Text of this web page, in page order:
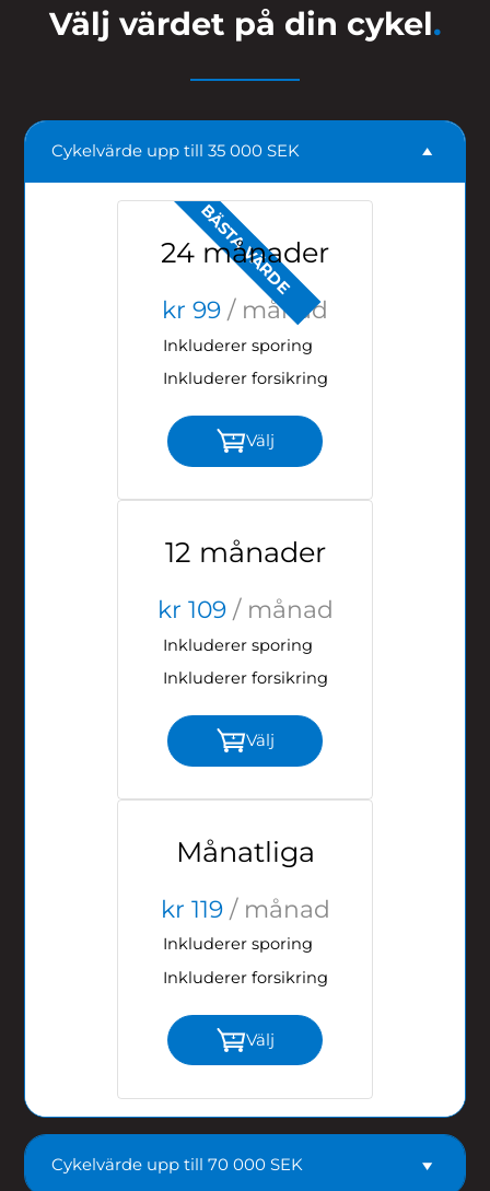
Välj värdet på din cykel.
Cykelvärde upp till 35 000 SEK
BÄSTA VÄRDE
24 månader
kr 99 / månad
Inkluderer sporing
Inkluderer forsikring
Välj
12 månader
kr 109 / månad
Inkluderer sporing
Inkluderer forsikring
Välj
Månatliga
kr 119 / månad
Inkluderer sporing
Inkluderer forsikring
Välj
Cykelvärde upp till 70 000 SEK